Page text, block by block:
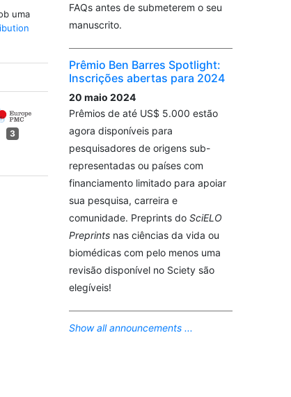
uma
3
FAQs antes de submeterem o seu
manuscrito.
Prêmio Ben Barres Spotlight:
Inscrições abertas para 2024
20 maio 2024
Prêmios de até US$ 5.000 estão
agora disponíveis para
pesquisadores de origens sub-
representadas ou países com
financiamento limitado para apoiar
sua pesquisa, carreira e
comunidade. Preprints do SciELO
Preprintsnas ciências da vida ou
biomédicas com pelo menos uma
revisão disponível no Sciety são
elegíveis!
Show all announcements ...